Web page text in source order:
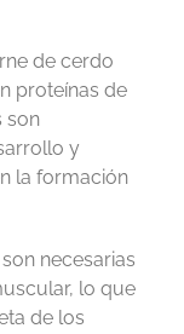
de cerdo
proteínas de
son
y
la formación
necesarias
lo que
de los